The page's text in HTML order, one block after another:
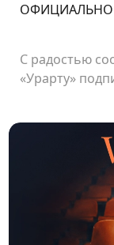
С радостью
«Урарту»